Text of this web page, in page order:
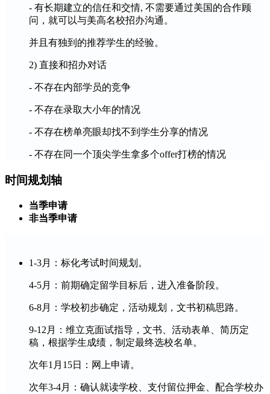
- 有长期建立的信任和交情, 不需要通过美国的合作顾
问，就可以与美高名校招办沟通。
并且有独到的推荐学生的经验。
2) 直接和招办对话
- 不存在内部学员的竞争
- 不存在录取大小年的情况
- 不存在榜单亮眼却找不到学生分享的情况
- 不存在同一个顶尖学生拿多个offer打榜的情况
时间规划轴
当季申请
非当季申请
1-3月：标化考试时间规划。
4-5月：前期确定留学目标后，进入准备阶段。
6-8月：学校初步确定，活动规划，文书初稿思路。
9-12月：维立克面试指导，文书、活动表单、简历定
稿，根据学生成绩，制定最终选校名单。
次年1月15日：网上申请。
次年3-4月：确认就读学校、支付留位押金、配合学校办